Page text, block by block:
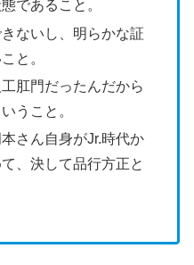
であること。
ないし、明らかな証
と。
肛門だったんだから
うこと。
さん自身がJr.時代か
、決して品行方正と